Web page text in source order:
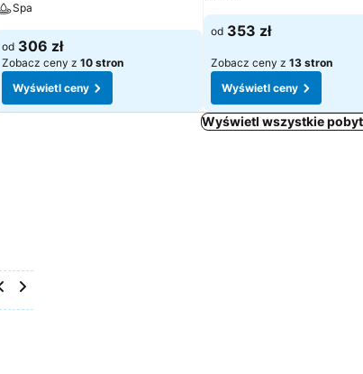
Spa
od 306 zł
Zobacz ceny z 10 stron
Wyświetl ceny
od 353 zł
Zobacz ceny z 13 stron
Wyświetl ceny
Wyświetl wszystkie